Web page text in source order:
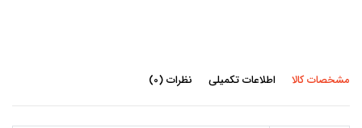
مشخصات کالا اطلاعات تکمیلی نظرات (0)